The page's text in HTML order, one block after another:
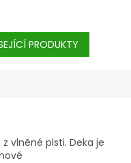
PRODUKTY
vlněné plsti. Deka je